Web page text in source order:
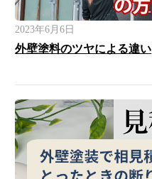
2023年6月6日
外壁塗料のツヤによる違い